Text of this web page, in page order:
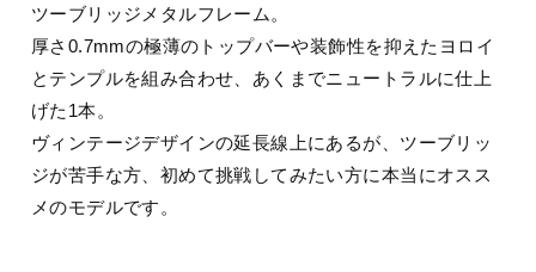
ツーブリッジメタルフレーム。
厚さ0.7mmの極薄のトップバーや装飾性を抑えたヨロイ
とテンプルを組み合わせ、あくまでニュートラルに仕上
げた1本。
ヴィンテージデザインの延長線上にあるが、ツーブリッ
ジが苦手な方、初めて挑戦してみたい方に本当にオスス
メのモデルです。